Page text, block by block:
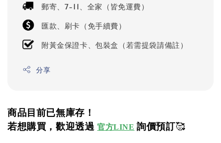
郵寄、7-11、全家（皆免運費）
匯款、刷卡（免手續費）
附黃金保證卡、包裝盒（若需提袋請備註）
分享
商品目前已無庫存！
若想購買，歡迎透過 官方LINE 詢價預訂🥰